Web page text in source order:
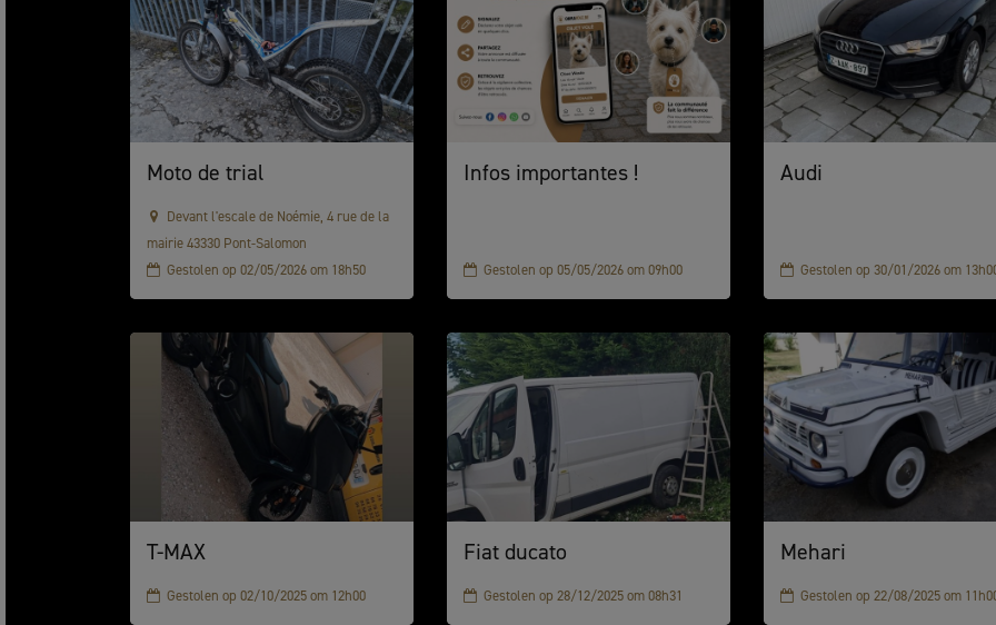
Moto de trial
Devant l'escale de Noémie, 4 rue de la
mairie 43330 Pont-Salomon
Gestolen op 02/05/2026 om 18h50
Infos importantes !
Gestolen op 05/05/2026 om 09h00
Audi
Gestolen op 30/01/2026 om
T-MAX
Gestolen op 02/10/2025 om 12h00
Fiat ducato
Gestolen op 28/12/2025 om 08h31
Mehari
Gestolen op 22/08/2025 om